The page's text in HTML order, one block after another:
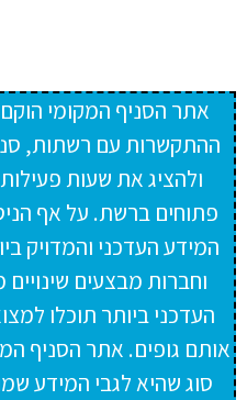
אתר הסניף המקומי
ההתקשרות עם רשתות,
ולהציג את שעות
פתוחים ברשת. על אף
המידע העדכני והמדויק
וחברות מבצעים
העדכני ביותר תוכלו
אותם גופים. אתר הסניף
סוג שהיא לגבי המידע